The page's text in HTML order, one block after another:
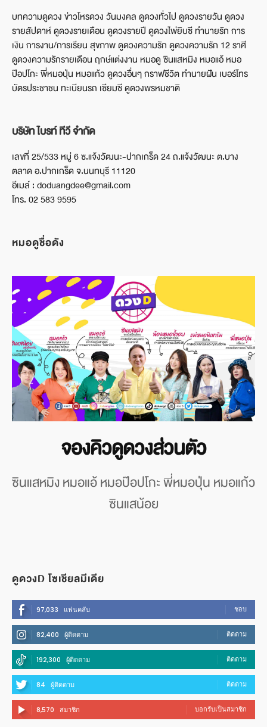
บทความดูดวง ข่าวโหรดวง วันมงคล ดูดวงทั่วไป ดูดวงรายวัน ดูดวง
รายสัปดาห์ ดูดวงรายเดือน ดูดวงรายปี ดูดวงไพ่ยิบซี ทำนายรัก การ
เงิน การงาน/การเรียน สุขภาพ ดูดวงความรัก ดูดวงความรัก 12 ราศี
ดูดวงความรักรายเดือน ฤกษ์แต่งงาน หมอดู ซินแสหมิง หมอแอ้ หมอ
ป๊อปโกะ พี่หมอปุ่น หมอแก้ว ดูดวงอื่นๆ กราฟชีวิต ทำนายฝัน เบอร์โทร
บัตรประชาชน ทะเบียนรถ เซียมซี ดูดวงพรหมชาติ
บริษัท ไบรท์ ทีวี จำกัด
เลขที่ 25/533 หมู่ 6 ซ.แจ้งวัฒนะ-ปากเกร็ด 24 ถ.แจ้งวัฒนะ ต.บาง
ตลาด อ.ปากเกร็ด จ.นนทบุรี 11120
อีเมล์ : doduangdee@gmail.com
โทร. 02 583 9595
หมอดูชื่อดัง
จองคิวดูดวงส่วนตัว
ซินแสหมิง หมอแอ้ หมอป๊อปโกะ พี่หมอปุ่น หมอแก้ว
ซินแสน้อย
ดูดวงD โซเชียลมีเดีย
97,033 แฟนคลับ ชอบ
82,400 ผู้ติดตาม ติดตาม
192,300 ผู้ติดตาม ติดตาม
84 ผู้ติดตาม ติดตาม
8,570 สมาชิก บอกรับเป็นสมาชิก